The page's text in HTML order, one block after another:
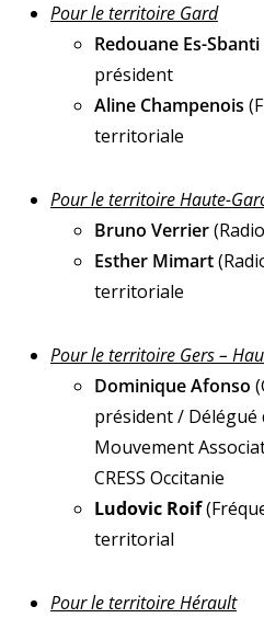
Pour le territoire Gard
Redouane Es-Sbanti
président
Aline Champenois
territoriale
Pour le territoire Haute-
Bruno Verrier
Esther Mimart
territoriale
Pour le territoire Gers –
Dominique Afonso
président / Délégué
Mouvement
CRESS Occitanie
Ludovic Roif
territorial
Pour le territoire Hérault